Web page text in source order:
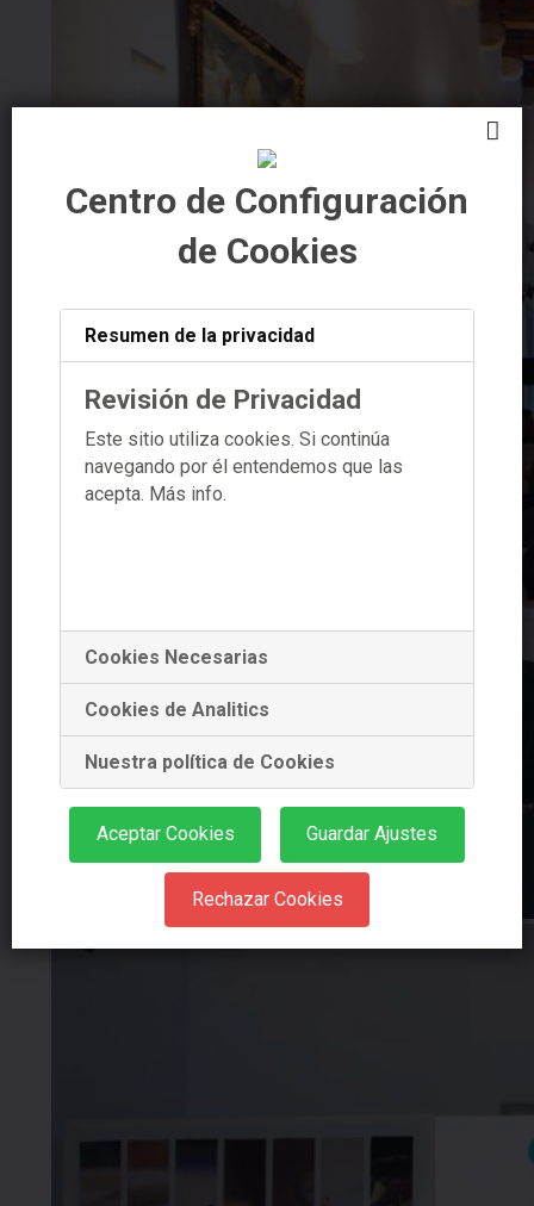
Centro de Configuración
de Cookies
Resumen de la privacidad
Revisión de Privacidad
Este sitio utiliza cookies. Si continúa
navegando por él entendemos que las
acepta. Más info.
Cookies Necesarias
Cookies de Analitics
Nuestra política de Cookies
Aceptar Cookies Guardar Ajustes
Rechazar Cookies